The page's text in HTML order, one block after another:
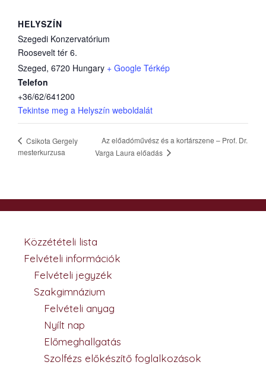
HELYSZÍN
Szegedi Konzervatórium
Roosevelt tér 6.
Szeged, 6720 Hungary + Google Térkép
Telefon
+36/62/641200
Tekintse meg a Helyszín weboldalát
Csikota Gergely
mesterkurzusa
Az előadóművész és a kortárszene – Prof. Dr.
Varga Laura előadás
Közzétételi lista
Felvételi információk
Felvételi jegyzék
Szakgimnázium
Felvételi anyag
Nyílt nap
Előmeghallgatás
Szolfézs előkészítő foglalkozások